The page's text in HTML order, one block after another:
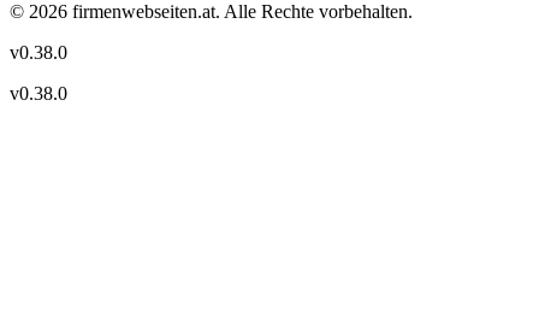
© 2026 firmenwebseiten.at. Alle Rechte vorbehalten.
v0.38.0
v0.38.0